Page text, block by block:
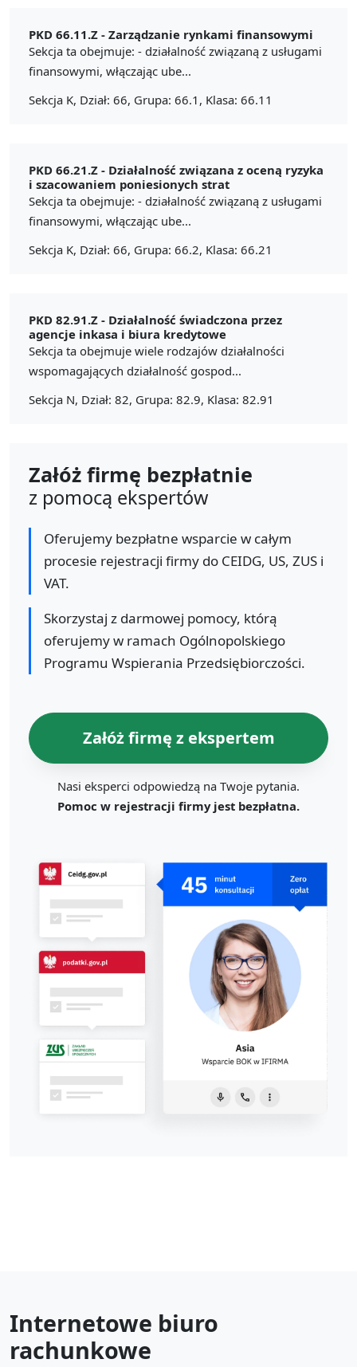
PKD 66.11.Z - Zarządzanie rynkami finansowymi
Sekcja ta obejmuje: - działalność związaną z usługami
finansowymi, włączając ube...
Sekcja K, Dział: 66, Grupa: 66.1, Klasa: 66.11
PKD 66.21.Z - Działalność związana z oceną ryzyka
i szacowaniem poniesionych strat
Sekcja ta obejmuje: - działalność związaną z usługami
finansowymi, włączając ube...
Sekcja K, Dział: 66, Grupa: 66.2, Klasa: 66.21
PKD 82.91.Z - Działalność świadczona przez
agencje inkasa i biura kredytowe
Sekcja ta obejmuje wiele rodzajów działalności
wspomagających działalność gospod...
Sekcja N, Dział: 82, Grupa: 82.9, Klasa: 82.91
Załóż firmę bezpłatnie
z pomocą ekspertów
Oferujemy bezpłatne wsparcie w całym
procesie rejestracji firmy do CEIDG, US, ZUS i
VAT.
Skorzystaj z darmowej pomocy, którą
oferujemy w ramach Ogólnopolskiego
Programu Wspierania Przedsiębiorczości.
Załóż firmę z ekspertem
Nasi eksperci odpowiedzą na Twoje pytania.
Pomoc w rejestracji firmy jest bezpłatna.
Internetowe biuro
rachunkowe